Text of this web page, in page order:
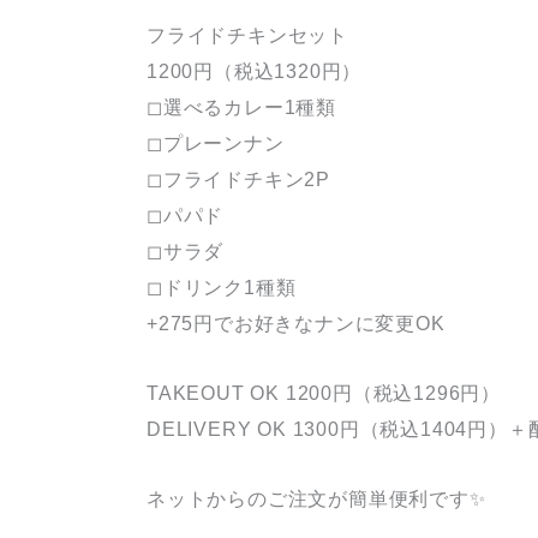
フライドチキンセット
1200円（税込1320円）
◻︎選べるカレー1種類
◻︎プレーンナン
◻︎フライドチキン2P
◻︎パパド
◻︎サラダ
◻︎ドリンク1種類
+275円でお好きなナンに変更OK
TAKEOUT OK 1200円（税込1296円）
DELIVERY OK 1300円（税込1404円）＋
ネットからのご注文が簡単便利です✨